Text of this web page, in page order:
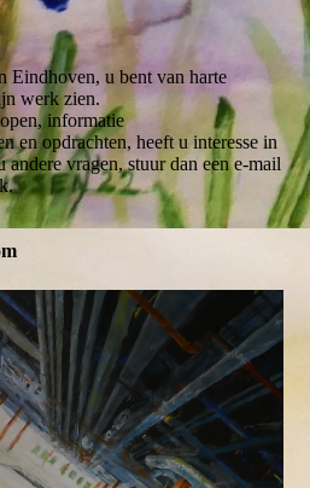
Eindhoven, u bent van harte
werk zien.
informatie
en opdrachten, heeft u interesse in
vragen, stuur dan een e-mail